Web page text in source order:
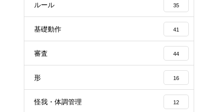
ルール 35
基礎動作 41
審査 44
形 16
怪我・体調管理 12